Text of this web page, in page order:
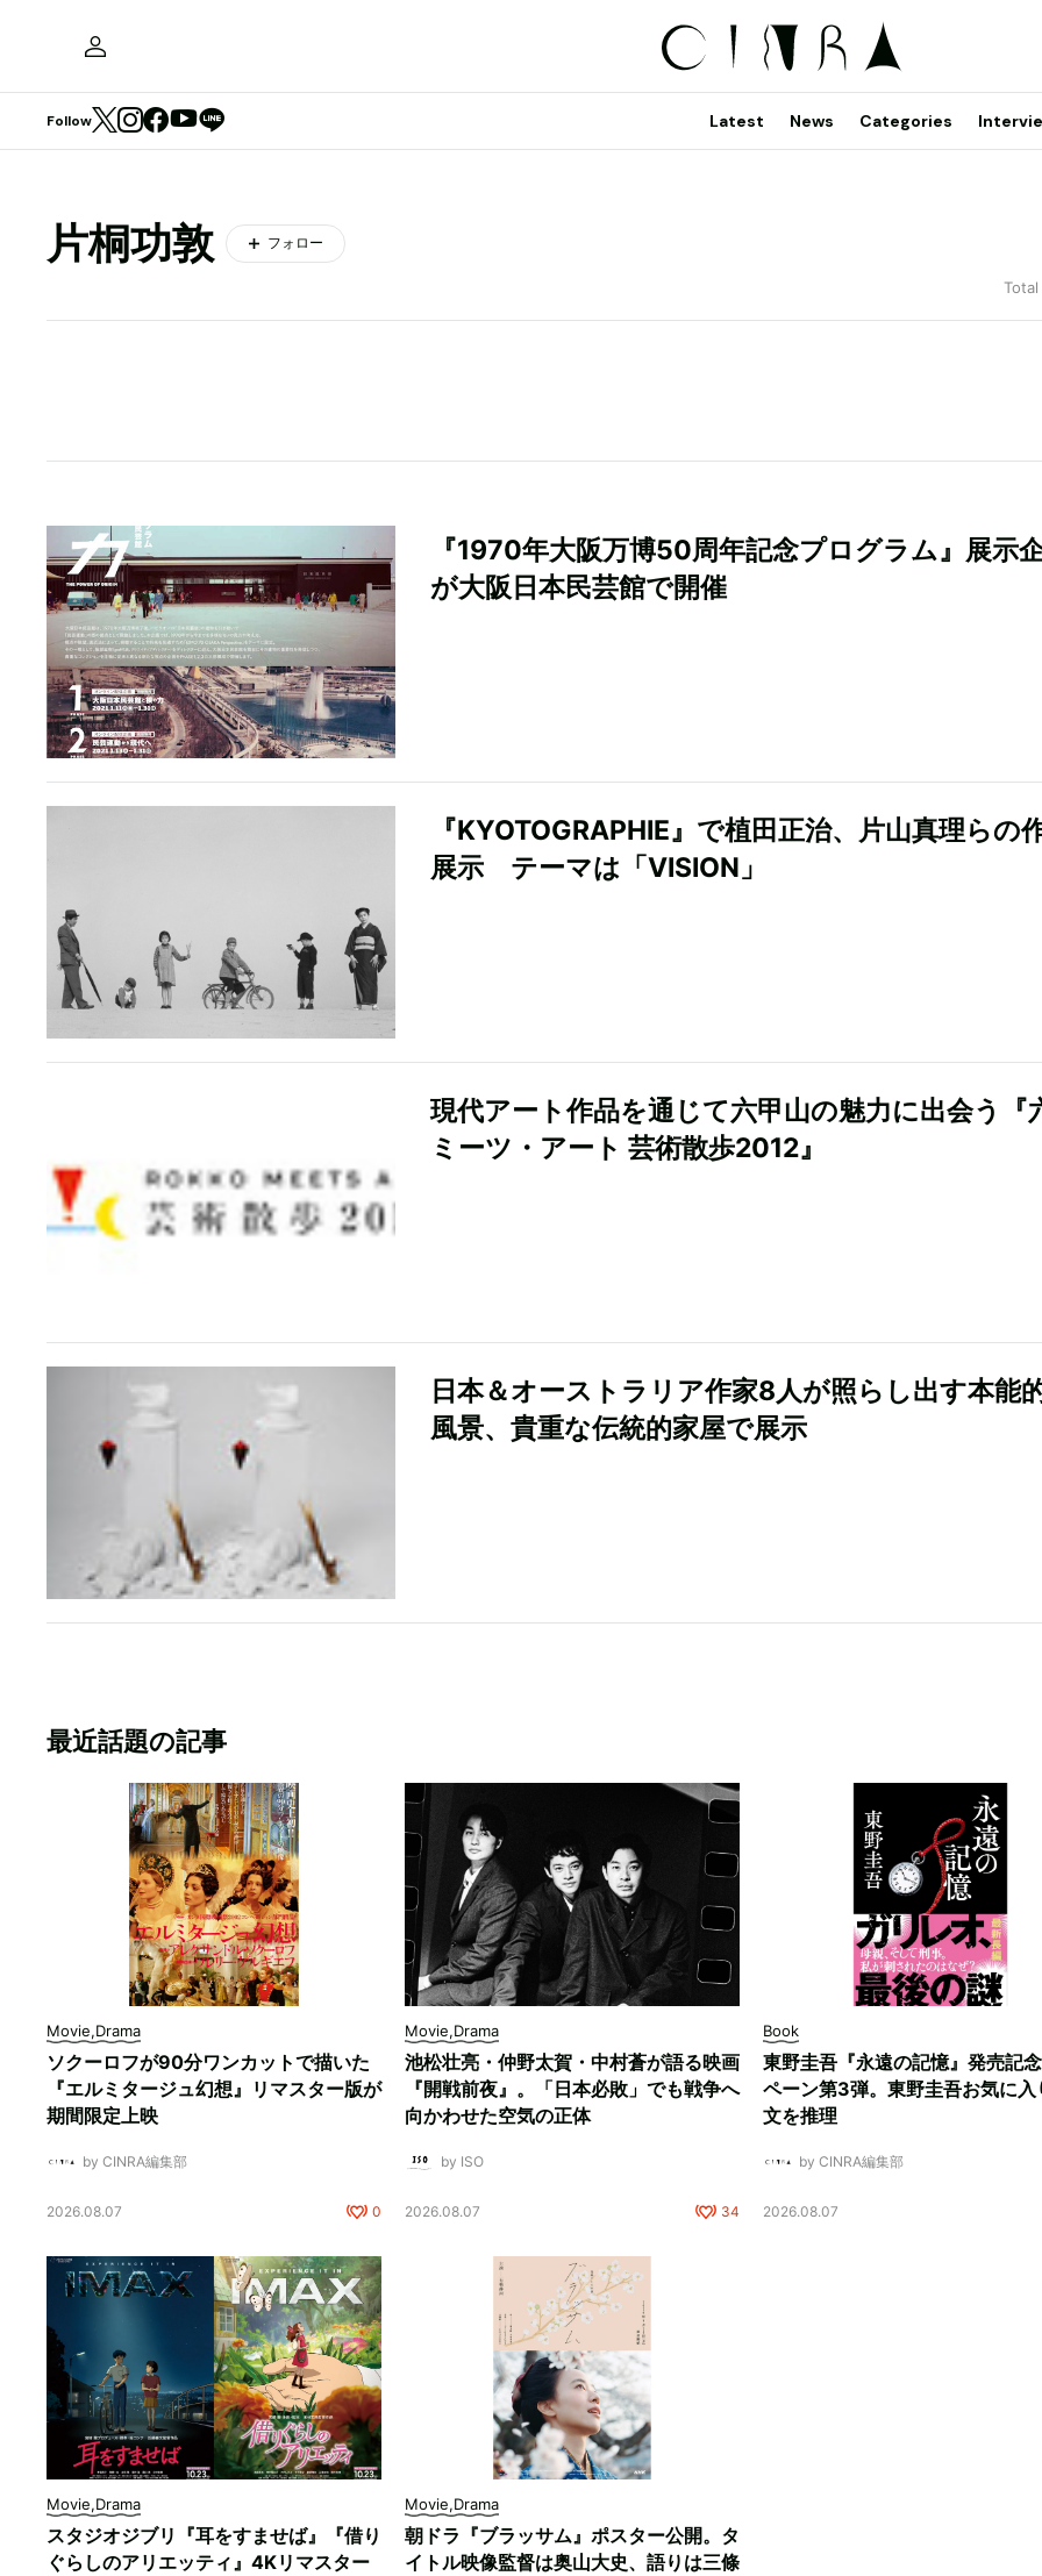
Follow Latest News Categories
片桐功敦 フォロー
『1970年大阪万博50周年記念プログラム』展示
が大阪日本民芸館で開催
『KYOTOGRAPHIE』で植田正治、片山真理らの
展示 テーマは「VISION」
現代アート作品を通じて六甲山の魅力に出会う『
ミーツ・アート 芸術散歩2012』
日本＆オーストラリア作家8人が照らし出す本能
風景、貴重な伝統的家屋で展示
最近話題の記事
Movie,Drama
ソクーロフが90分ワンカットで描いた
『エルミタージュ幻想』リマスター版が
期間限定上映
by CINRA編集部
2026.08.07 0
Movie,Drama
池松壮亮・仲野太賀・中村蒼が語る映画
『開戦前夜』。「日本必敗」でも戦争へ
向かわせた空気の正体
by ISO
2026.08.07 34
Book
東野圭吾『永遠の記憶』発売記
ペーン第3弾。東野圭吾お気に入
文を推理
by CINRA編集部
2026.08.07
Movie,Drama
スタジオジブリ『耳をすませば』『借り
ぐらしのアリエッティ』4Kリマスター
Movie,Drama
朝ドラ『ブラッサム』ポスター公開。タ
イトル映像監督は奥山大史、語りは三條